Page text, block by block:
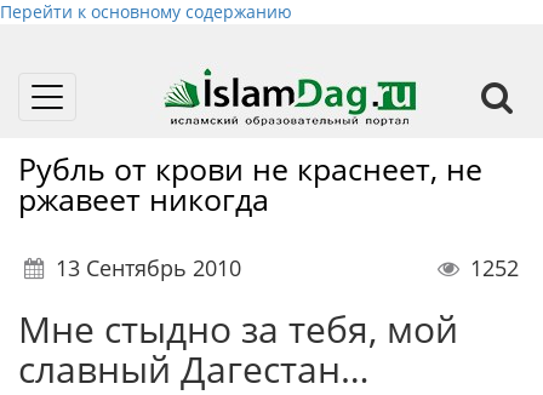
Перейти к основному содержанию
Toggle
Рубль от крови не краснеет, не
ржавеет никогда
13 Сентябрь 2010 1252
Мне стыдно за тебя, мой
славный Дагестан…